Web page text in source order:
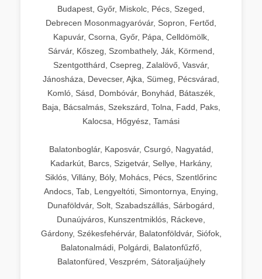
Budapest, Győr, Miskolc, Pécs, Szeged,
Debrecen Mosonmagyaróvár, Sopron, Fertőd,
Kapuvár, Csorna, Győr, Pápa, Celldömölk,
Sárvár, Kőszeg, Szombathely, Ják, Körmend,
Szentgotthárd, Csepreg, Zalalövő, Vasvár,
Jánosháza, Devecser, Ajka, Sümeg, Pécsvárad,
Komló, Sásd, Dombóvár, Bonyhád, Bátaszék,
Baja, Bácsalmás, Szekszárd, Tolna, Fadd, Paks,
Kalocsa, Hőgyész, Tamási
Balatonboglár, Kaposvár, Csurgó, Nagyatád,
Kadarkút, Barcs, Szigetvár, Sellye, Harkány,
Siklós, Villány, Bóly, Mohács, Pécs, Szentlőrinc
Andocs, Tab, Lengyeltóti, Simontornya, Enying,
Dunaföldvár, Solt, Szabadszállás, Sárbogárd,
Dunaújváros, Kunszentmiklós, Ráckeve,
Gárdony, Székesfehérvár, Balatonföldvár, Siófok,
Balatonalmádi, Polgárdi, Balatonfűzfő,
Balatonfüred, Veszprém, Sátoraljaújhely